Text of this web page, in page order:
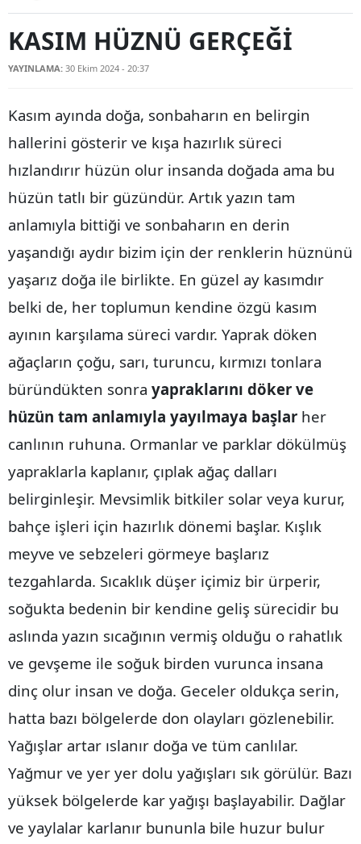
Bilecik
Bingöl
Bolu
Burdur
Çankırı
Çorum
Denizli
Diyarbakır
Edirne
Elazığ
Erzincan
Erzurum
Gaziantep
Giresun
Gümüşhane
Hakkari
Isparta
Mersin
İstanbul
İzmir
KASIM HÜZNÜ GERÇEĞİ
YAYINLAMA: 30 Ekim 2024 - 20:37
Kasım ayında doğa, sonbaharın en belirgin
hallerini gösterir ve kışa hazırlık süreci
hızlandırır hüzün olur insanda doğada ama bu
hüzün tatlı bir güzündür. Artık yazın tam
anlamıyla bittiği ve sonbaharın en derin
yaşandığı aydır bizim için der renklerin hüznünü
yaşarız doğa ile birlikte. En güzel ay kasımdır
belki de, her toplumun kendine özgü kasım
ayının karşılama süreci vardır. Yaprak döken
ağaçların çoğu, sarı, turuncu, kırmızı tonlara
büründükten sonra yapraklarını döker ve
hüzün tam anlamıyla yayılmaya başlar her
canlının ruhuna. Ormanlar ve parklar dökülmüş
yapraklarla kaplanır, çıplak ağaç dalları
belirginleşir. Mevsimlik bitkiler solar veya kurur,
bahçe işleri için hazırlık dönemi başlar. Kışlık
meyve ve sebzeleri görmeye başlarız
tezgahlarda. Sıcaklık düşer içimiz bir ürperir,
soğukta bedenin bir kendine geliş sürecidir bu
aslında yazın sıcağının vermiş olduğu o rahatlık
ve gevşeme ile soğuk birden vurunca insana
dinç olur insan ve doğa. Geceler oldukça serin,
hatta bazı bölgelerde don olayları gözlenebilir.
Yağışlar artar ıslanır doğa ve tüm canlılar.
Yağmur ve yer yer dolu yağışları sık görülür. Bazı
yüksek bölgelerde kar yağışı başlayabilir. Dağlar
ve yaylalar karlanır bununla bile huzur bulur